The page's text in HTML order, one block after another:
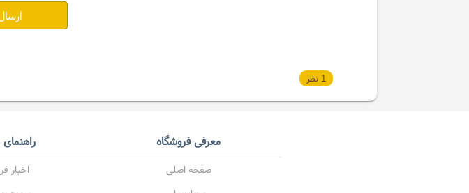
1 نظر
معرفی فروشگاه
صفحه اصلی
اخبار